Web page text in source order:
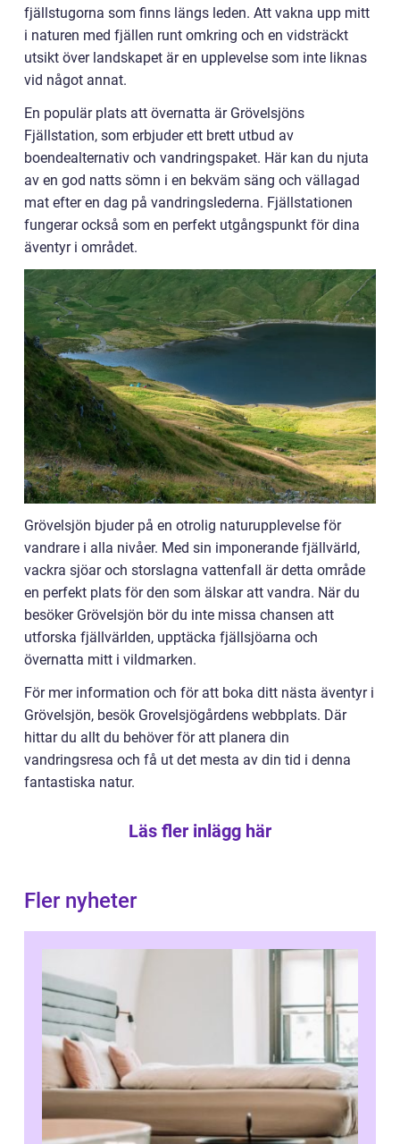
fjällstugorna som finns längs leden. Att vakna upp mitt
i naturen med fjällen runt omkring och en vidsträckt
utsikt över landskapet är en upplevelse som inte liknas
vid något annat.
En populär plats att övernatta är Grövelsjöns
Fjällstation, som erbjuder ett brett utbud av
boendealternativ och vandringspaket. Här kan du njuta
av en god natts sömn i en bekväm säng och vällagad
mat efter en dag på vandringslederna. Fjällstationen
fungerar också som en perfekt utgångspunkt för dina
äventyr i området.
Grövelsjön bjuder på en otrolig naturupplevelse för
vandrare i alla nivåer. Med sin imponerande fjällvärld,
vackra sjöar och storslagna vattenfall är detta område
en perfekt plats för den som älskar att vandra. När du
besöker Grövelsjön bör du inte missa chansen att
utforska fjällvärlden, upptäcka fjällsjöarna och
övernatta mitt i vildmarken.
För mer information och för att boka ditt nästa äventyr i
Grövelsjön, besök Grovelsjögårdens webbplats. Där
hittar du allt du behöver för att planera din
vandringsresa och få ut det mesta av din tid i denna
fantastiska natur.
Läs fler inlägg här
Fler nyheter